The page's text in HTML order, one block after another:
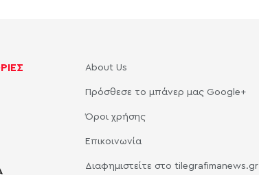
About Us
Πρόσθεσε το μπάνερ μας Google+
Όροι χρήσης
Επικοινωνία
Διαφημιστείτε στο tilegrafimanews.gr